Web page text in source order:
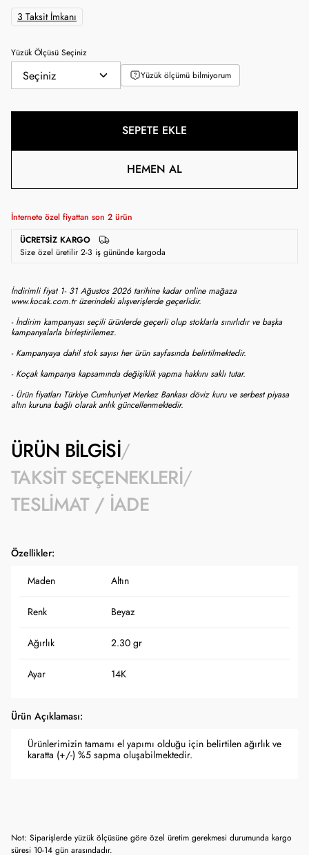
3 Taksit İmkanı
Yüzük Ölçüsü Seçiniz
Yüzük ölçümü bilmiyorum
SEPETE EKLE
HEMEN AL
İnternete özel fiyattan son 2 ürün
ÜCRETSIZ KARGO
Size özel üretilir 2-3 iş gününde kargoda
İndirimli fiyat 1- 31 Ağustos 2026 tarihine kadar online mağaza
www.kocak.com.tr üzerindeki alışverişlerde geçerlidir.
- İndirim kampanyası seçili ürünlerde geçerli olup stoklarla sınırlıdır ve başka
kampanyalarla birleştirilemez.
- Kampanyaya dahil stok sayısı her ürün sayfasında belirtilmektedir.
- Koçak kampanya kapsamında değişiklik yapma hakkını saklı tutar.
- Ürün fiyatları Türkiye Cumhuriyet Merkez Bankası döviz kuru ve serbest piyasa
altın kuruna bağlı olarak anlık güncellenmektedir.
ÜRÜN BILGISI
TAKSIT SEÇENEKLERI
TESLIMAT / İADE
Özellikler:
Maden Altın
Renk Beyaz
Ağırlık 2.30 gr
Ayar 14K
Ürün Açıklaması:
Ürünlerimizin tamamı el yapımı olduğu için belirtilen ağırlık ve
karatta (+/-) %5 sapma oluşabilmektedir.
Not: Siparişlerde yüzük ölçüsüne göre özel üretim gerekmesi durumunda kargo
süresi 10-14 gün arasındadır.